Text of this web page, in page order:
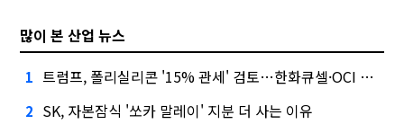
많이 본 산업 뉴스
1 트럼프, 폴리실리콘 '15% 관세' 검토…한화큐셀·OCI 영향은?
2 SK, 자본잠식 '쏘카 말레이' 지분 더 사는 이유